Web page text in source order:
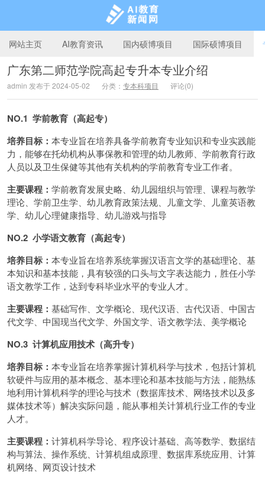
AI教育新闻网
网站主页 AI教育资讯 国内硕博项目 国际硕博项目
广东第二师范学院高起专升本专业介绍
admin 发布于 2024-05-02 分类： 专本科项目 评论(0)
NO.1 学前教育（高起专）
培养目标： 本专业旨在培养具备学前教育专业知识和专业实践能
力，能够在托幼机构从事保教和管理的幼儿教师、学前教育行政
人员以及卫生保健等其他有关机构的学前教育专业工作者。
主要课程： 学前教育发展史略、幼儿园组织与管理、课程与教学
理论、学前卫生学、幼儿教育政策法规、儿童文学、儿童英语教
学、幼儿心理健康指导、幼儿游戏与指导
NO.2 小学语文教育（高起专）
培养目标： 本专业旨在培养系统掌握汉语言文学的基础理论、基
本知识和基本技能，具有较强的口头与文字表达能力，胜任小学
语文教学工作，达到专科毕业水平的专业人才。
主要课程： 基础写作、文学概论、现代汉语、古代汉语、中国古
代文学、中国现当代文学、外国文学、语文教学法、美学概论
NO.3 计算机应用技术（高升专）
培养目标： 本专业旨在培养掌握计算机科学与技术，包括计算机
软硬件与应用的基本概念、基本理论和基本技能与方法，能熟练
地利用计算机科学的理论与技术（数据库技术、网络技术以及多
媒体技术等）解决实际问题，能从事相关计算机行业工作的专业
人才。
主要课程： 计算机科学导论、程序设计基础、高等数学、数据结
构与算法、操作系统、计算机组成原理、数据库系统应用、计算
机网络、网页设计技术